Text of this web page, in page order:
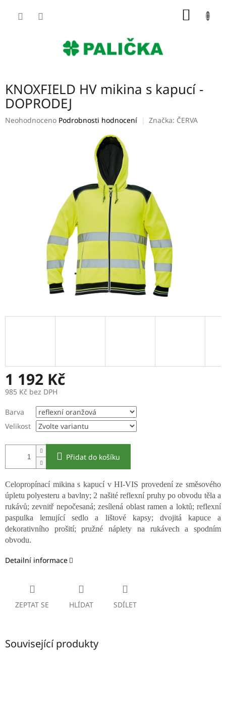
KNOXFIELD HV mikina s kapucí -
DOPRODEJ
Průměrné
Neohodnoceno Podrobnosti hodnocení Značka: ČERVA
1 192 Kč
985 Kč bez DPH
cena:
Barva
Velikost
Přidat do košíku
Celopropínací mikina s kapucí v HI-VIS provedení ze směsového
úpletu polyesteru a bavlny; 2 našité reflexní pruhy po obvodu těla a
rukávů; zevnitř nepočesaná; zesílená oblast ramen a loktů; reflexní
paspulka lemující sedlo a lištové kapsy; dvojitá kapuce a
dekorativního prošití; pružné náplety na rukávech a spodním
obvodu.
Detailní informace
ZEPTAT SE HLÍDAT SDÍLET
Související produkty